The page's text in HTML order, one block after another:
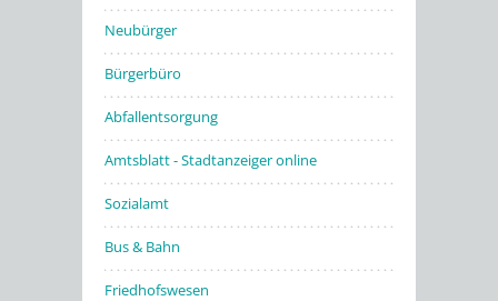
Neubürger
Bürgerbüro
Abfallentsorgung
Amtsblatt - Stadtanzeiger online
Sozialamt
Bus & Bahn
Friedhofswesen